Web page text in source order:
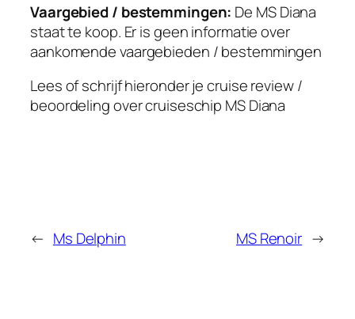
Vaargebied / bestemmingen: De MS Diana
staat te koop. Er is geen informatie over
aankomende vaargebieden / bestemmingen
Lees of schrijf hieronder je cruise review /
beoordeling over cruiseschip MS Diana
← Ms Delphin MS Renoir →